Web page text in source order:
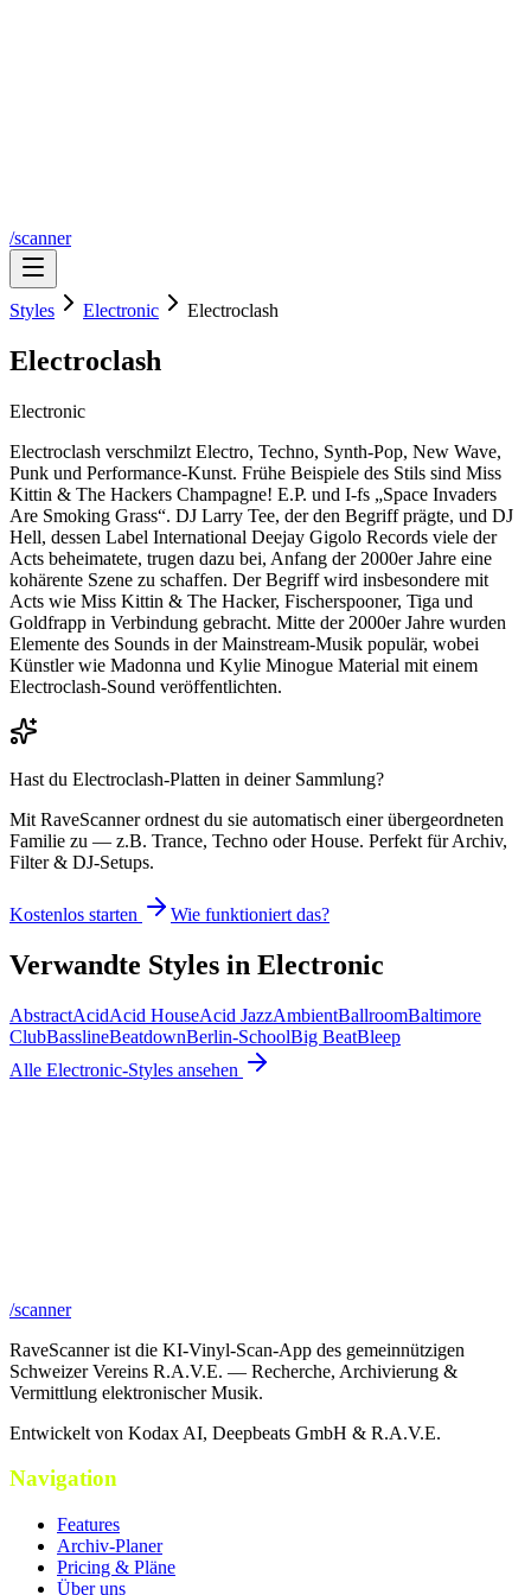
/scanner
Styles Electronic Electroclash
Electroclash
Electronic
Electroclash verschmilzt Electro, Techno, Synth-Pop, New Wave,
Punk und Performance-Kunst. Frühe Beispiele des Stils sind Miss
Kittin & The Hackers Champagne! E.P. und I-fs „Space Invaders
Are Smoking Grass“. DJ Larry Tee, der den Begriff prägte, und DJ
Hell, dessen Label International Deejay Gigolo Records viele der
Acts beheimatete, trugen dazu bei, Anfang der 2000er Jahre eine
kohärente Szene zu schaffen. Der Begriff wird insbesondere mit
Acts wie Miss Kittin & The Hacker, Fischerspooner, Tiga und
Goldfrapp in Verbindung gebracht. Mitte der 2000er Jahre wurden
Elemente des Sounds in der Mainstream-Musik populär, wobei
Künstler wie Madonna und Kylie Minogue Material mit einem
Electroclash-Sound veröffentlichten.
Hast du Electroclash-Platten in deiner Sammlung?
Mit RaveScanner ordnest du sie automatisch einer übergeordneten
Familie zu — z.B. Trance, Techno oder House. Perfekt für Archiv,
Filter & DJ-Setups.
Kostenlos starten Wie funktioniert das?
Verwandte Styles in Electronic
AbstractAcidAcid HouseAcid JazzAmbientBallroomBaltimore
ClubBasslineBeatdownBerlin-SchoolBig BeatBleep
Alle Electronic-Styles ansehen
/scanner
RaveScanner ist die KI-Vinyl-Scan-App des gemeinnützigen
Schweizer Vereins R.A.V.E. — Recherche, Archivierung &
Vermittlung elektronischer Musik.
Entwickelt von Kodax AI, Deepbeats GmbH & R.A.V.E.
Navigation
Features
Archiv-Planer
Pricing & Pläne
Über uns